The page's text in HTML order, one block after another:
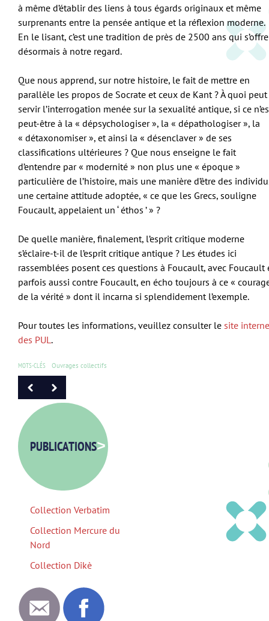
à même d’établir des liens à tous égards originaux et même
surprenants entre la pensée antique et la réflexion moderne.
En le lisant, c’est une tradition de près de 2500 ans qui s’offre
désormais à notre regard.
Que nous apprend, sur notre histoire, le fait de mettre en
parallèle les propos de Socrate et ceux de Kant ? À quoi peut
servir l’interrogation menée sur la sexualité antique, si ce
peut-être à la « dépsychologiser », la « dépathologiser », la
« détaxonomiser », et ainsi la « désenclaver » de ses
classifications ultérieures ? Que nous enseigne le fait
d’entendre par « modernité » non plus une « époque »
particulière de l’histoire, mais une manière d’être des
une certaine attitude adoptée, « ce que les Grecs, souligne
Foucault, appelaient un ‘ éthos ’ » ?
De quelle manière, finalement, l’esprit critique moderne
s’éclaire-t-il de l’esprit critique antique ? Les études ici
rassemblées posent ces questions à Foucault, avec Foucault
parfois aussi contre Foucault, en écho toujours à ce «
de la vérité » dont il incarna si splendidement l’exemple.
Pour toutes les informations, veuillez consulter le site
des PUL.
MOTS-CLÉS Ouvrages collectifs
PUBLICATIONS>
Collection Verbatim
Collection Mercure du
Nord
Collection Dikè